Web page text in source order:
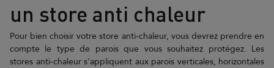
un store anti chaleur
Pour bien choisir votre store anti-chaleur, vous devrez prendre en
compte le type de parois que vous souhaitez protégez. Les
stores anti-chaleur s'appliquent aux parois verticales, horizontales